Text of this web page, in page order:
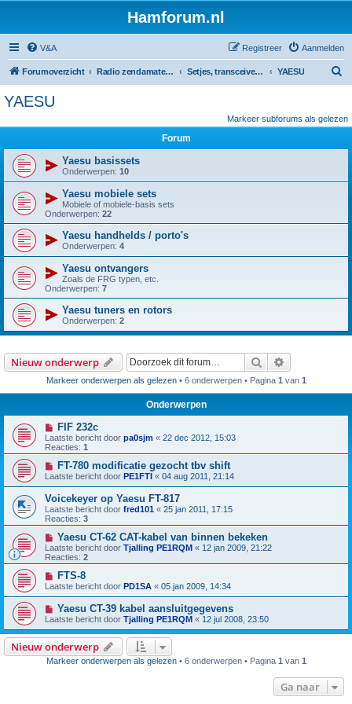
Hamforum.nl
V&A Aanmelden
Registreer
Forumoverzicht Radio zendamateur, luisteramateur en elektronica zelfbouw Setjes, transceivers, portofoons, ontvangers, mods, tips, etc YAESU
k
YAESU
Markeer subforums als gelezen
Forum
Yaesu basissets
Onderwerpen: 10
Yaesu mobiele sets
Mobiele of mobiele-basis sets
Onderwerpen: 22
Yaesu handhelds / porto's
Onderwerpen: 4
Yaesu ontvangers
Zoals de FRG typen, etc.
Onderwerpen: 7
Yaesu tuners en rotors
Onderwerpen: 2
Nieuw onderwerp Zoek
Markeer onderwerpen als gelezen• 6 onderwerpen • Pagina 1 van 1
Onderwerpen
FIF 232c
Laatste bericht door pa0sjm « 22 dec 2012, 15:03
Reacties: 1
FT-780 modificatie gezocht tbv shift
Laatste bericht door PE1FTI « 04 aug 2011, 21:14
Voicekeyer op Yaesu FT-817
Laatste bericht door fred101 « 25 jan 2011, 17:15
Reacties: 3
Yaesu CT-62 CAT-kabel van binnen bekeken
Laatste bericht door Tjalling PE1RQM « 12 jan 2009, 21:22
Reacties: 2
FTS-8
Laatste bericht door PD1SA « 05 jan 2009, 14:34
Yaesu CT-39 kabel aansluitgegevens
Laatste bericht door Tjalling PE1RQM « 12 jul 2008, 23:50
Nieuw onderwerp
Markeer onderwerpen als gelezen• 6 onderwerpen • Pagina 1 van 1
Ga naar